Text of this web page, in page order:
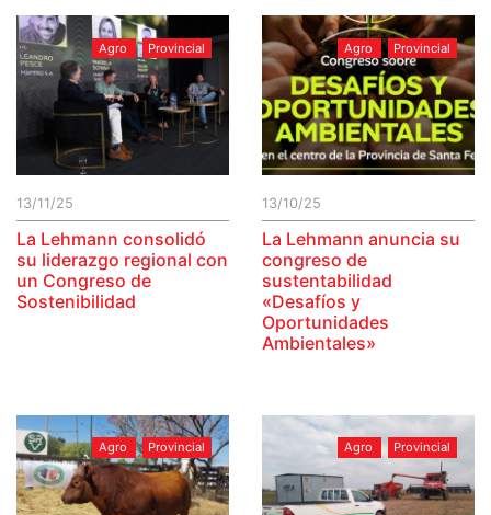
Agro Provincial
13/11/25
La Lehmann consolidó
su liderazgo regional con
un Congreso de
Sostenibilidad
Agro Provincial
13/10/25
La Lehmann anuncia su
congreso de
sustentabilidad
«Desafíos y
Oportunidades
Ambientales»
Agro Provincial Agro Provincial